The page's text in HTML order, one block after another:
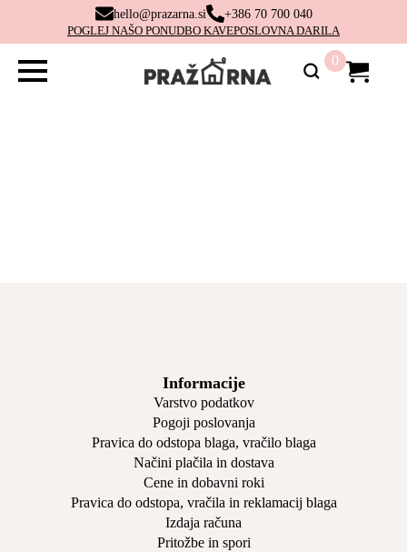
hello@prazarna.si
+386 70 700 040
POGLEJ NAŠO PONUDBO KAVEPOSLOVNA DARILA
0
Informacije
Varstvo podatkov
Pogoji poslovanja
Pravica do odstopa blaga, vračilo blaga
Načini plačila in dostava
Cene in dobavni roki
Pravica do odstopa, vračila in reklamacij blaga
Izdaja računa
Pritožbe in spori